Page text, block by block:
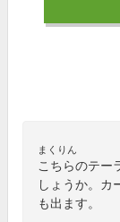
まくりん
こちらのテー
しょうか。カ
も出ます。